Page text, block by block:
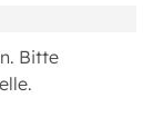
Bitte